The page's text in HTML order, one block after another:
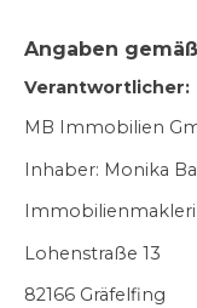
Angaben gemäß
Verantwortlicher:
MB Immobilien
Inhaber: Monika
Lohenstraße 13
82166 Gräfelfing